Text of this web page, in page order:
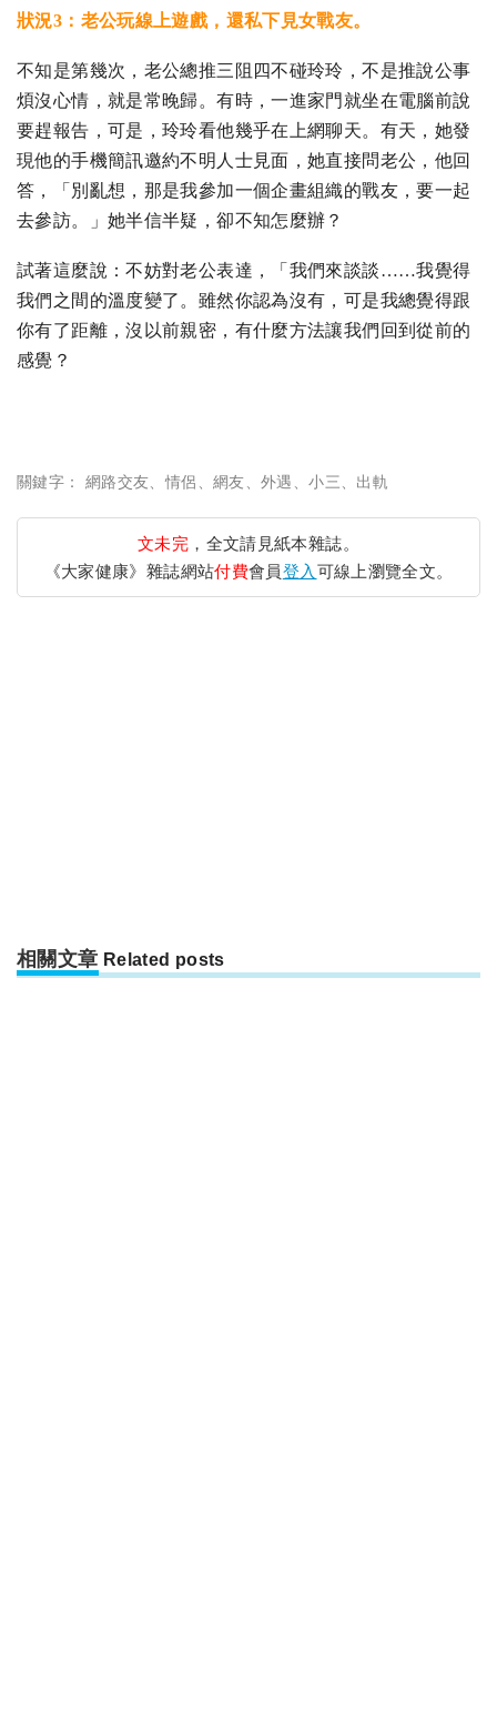
狀況3：老公玩線上遊戲，還私下見女戰友。
不知是第幾次，老公總推三阻四不碰玲玲，不是推說公事
煩沒心情，就是常晚歸。有時，一進家門就坐在電腦前說
要趕報告，可是，玲玲看他幾乎在上網聊天。有天，她發
現他的手機簡訊邀約不明人士見面，她直接問老公，他回
答，「別亂想，那是我參加一個企畫組織的戰友，要一起
去參訪。」她半信半疑，卻不知怎麼辦？
試著這麼說：不妨對老公表達，「我們來談談……我覺得
我們之間的溫度變了。雖然你認為沒有，可是我總覺得跟
你有了距離，沒以前親密，有什麼方法讓我們回到從前的
感覺？
關鍵字： 網路交友 、情侶 網友 外遇 、小三 出軌
文未完 ，全文請見紙本雜誌。
《大家健康》雜誌網站付費會員登入 可線上瀏覽全文。
相關文章 Related posts